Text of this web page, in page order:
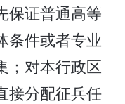
保证普通高等
条件或者专业
；对本行政区
接分配征兵任